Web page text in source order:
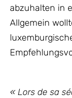
abzuhalten in
Allgemein
« Lors de sa